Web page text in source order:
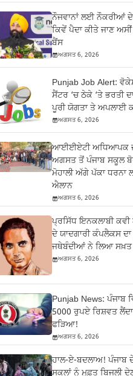
ਨੌਜਵਾਨਾਂ ਲਈ ਨੌਕਰੀਆਂ
ਕਿਵੇਂ ਪੈਦਾ ਕੀਤੇ ਜਾਣ
ਬੈਂਸ
ਅਗਸਤ 6, 2026
Punjab Job Alert:
ਸੈਂਟਰ ‘ਚ ਠੇਕੇ ‘ਤੇ ਭਰਤੀ
ਪੂਰੀ ਯੋਗਤਾ ਤੇ ਅਪਲਾਈ
ਅਗਸਤ 6, 2026
ਆਈਈਏਟੀ ਅਧਿਆਪਕ
ਅਗਸਤ ਤੋਂ ਪੰਜਾਬ ਸਕੂਲ
ਮੋਹਾਲੀ ਅੱਗੇ ਪੱਕਾ ਧਰਨਾ
ਐਲਾਨ
ਅਗਸਤ 6, 2026
ਪ੍ਰਸਿੱਧ ਇਨਕਲਾਬੀ ਕਵੀ
ਦੇ ਯਾਦਗਾਰੀ ਕੰਪਲੈਕਸ
ਜਥੇਬੰਦੀਆਂ ਨੇ ਲਿਆ ਸਖ਼ਤ
ਅਗਸਤ 6, 2026
Punjab News: ਪੰਜਾਬ
5000 ਰੁਪਏ ਰਿਸ਼ਵਤ
ਫੜਿਆ!
ਅਗਸਤ 6, 2026
ਹਾਲ-ਏ-ਬਦਲਾਅ! ਪੰਜਾਬ
ਸਕੂਲਾਂ ਨੂੰ ਮੁਫ਼ਤ ਬਿਜਲੀ